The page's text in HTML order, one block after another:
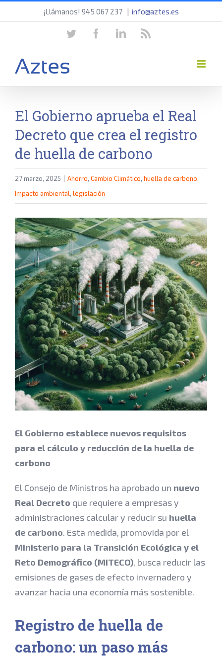
al
¡Llámanos! 945 067 237 | info@aztes.es
twitter facebooklinkedin
El Gobierno aprueba el Real
Decreto que crea el registro
de huella de carbono
27 marzo, 2025 Ahorro, Cambio Climático, huella de carbono,
Impacto ambiental, legislación
Ver
imagen
más
grande
El Gobierno establece nuevos requisitos
para el cálculo y reducción de la huella de
carbono
El Consejo de Ministros ha aprobado un nuevo
Real Decreto que requiere a empresas y
administraciones calcular y reducir su huella
de carbono. Esta medida, promovida por el
Ministerio para la Transición Ecológica y el
Reto Demográfico (MITECO), busca reducir las
emisiones de gases de efecto invernadero y
avanzar hacia una economía más sostenible.
Registro de huella de
carbono: un paso más